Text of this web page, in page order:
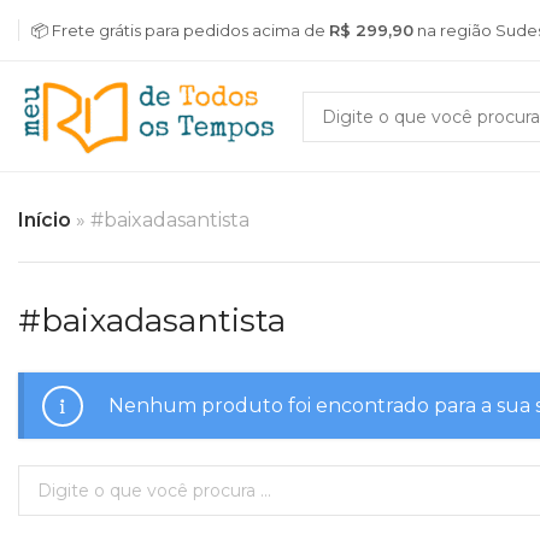
📦 Frete grátis para pedidos acima de R$ 299,90 na região
Início » #baixadasantista
#baixadasantista
Nenhum produto foi encontrado para a sua